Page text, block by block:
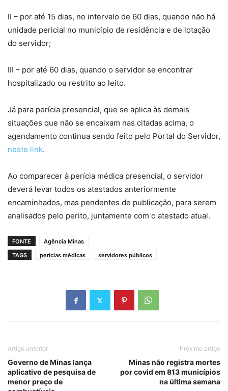
II – por até 15 dias, no intervalo de 60 dias, quando não há
unidade pericial no município de residência e de lotação
do servidor;
III – por até 60 dias, quando o servidor se encontrar
hospitalizado ou restrito ao leito.
Já para perícia presencial, que se aplica às demais
situações que não se encaixam nas citadas acima, o
agendamento continua sendo feito pelo Portal do Servidor,
neste link.
Ao comparecer à perícia médica presencial, o servidor
deverá levar todos os atestados anteriormente
encaminhados, mas pendentes de publicação, para serem
analisados pelo perito, juntamente com o atestado atual.
FONTE
Agência Minas
TAGS
perícias médicas servidores públicos
Artigo anterior
Governo de Minas lança
aplicativo de pesquisa de
menor preço de
Próximo artigo
Minas não registra mortes
por covid em 813 municípios
na última semana